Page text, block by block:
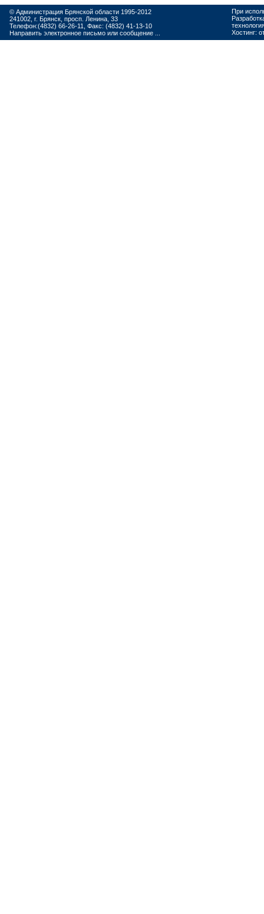
© Администрация Брянской области 1995-2012
241002, г. Брянск, просп. Ленина, 33
Телефон:(4832) 66-26-11, Факс: (4832) 41-13-10
Направить электронное письмо или сообщение ...
При
Хостинг: